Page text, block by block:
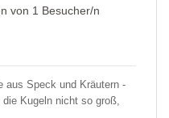
von 1 Besucher/n
aus Speck und Kräutern -
Kugeln nicht so groß,